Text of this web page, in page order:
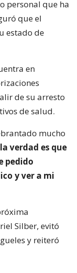
personal que ha
que el
estado de
en
de su arresto
de salud.
mucho
verdad es que
pedido
y ver a mi
Silber, evitó
y reiteró